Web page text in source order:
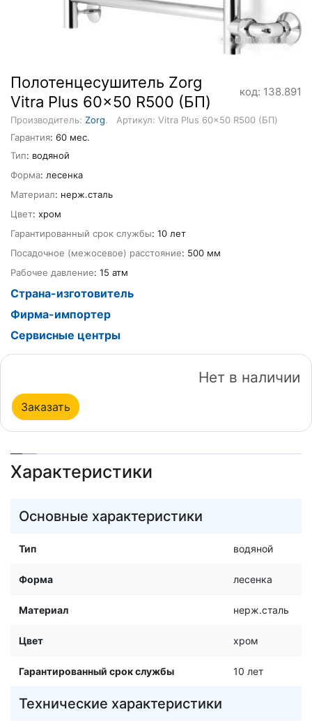
Полотенцесушитель Zorg
Vitra Plus 60x50 R500 (БП)
код: 138.891
Производитель: Zorg.
Артикул: Vitra Plus 60x50 R500 (БП)
Гарантия: 60 мес.
Тип: водяной
Форма: лесенка
Материал: нерж.сталь
Цвет: хром
Гарантированный срок службы: 10 лет
Посадочное (межосевое) расстояние: 500 мм
Рабочее давление: 15 атм
Страна-изготовитель
Фирма-импортер
Сервисные центры
Нет в наличии
Заказать
Характеристики
Основные характеристики
Тип водяной
Форма лесенка
Материал нерж.сталь
Цвет хром
Гарантированный срок службы 10 лет
Технические характеристики